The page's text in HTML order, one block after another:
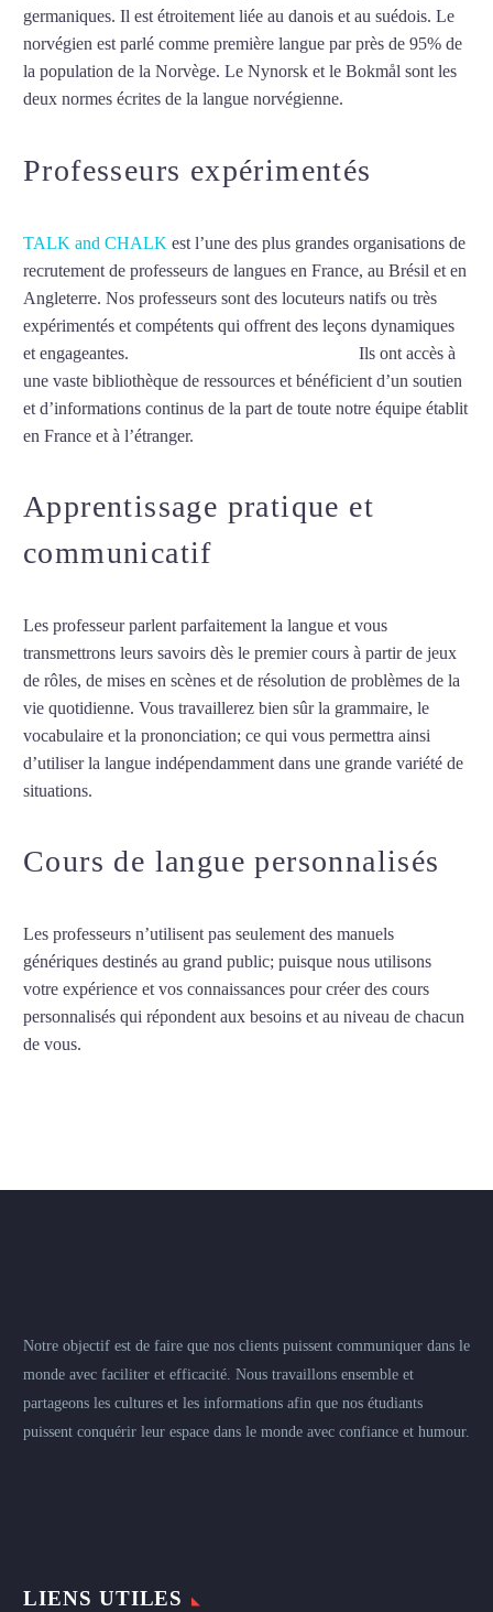
germaniques. Il est étroitement liée au danois et au suédois. Le
norvégien est parlé comme première langue par près de 95% de
la population de la Norvège. Le Nynorsk et le Bokmål sont les
deux normes écrites de la langue norvégienne.
Professeurs expérimentés
TALK and CHALK est l’une des plus grandes organisations de
recrutement de professeurs de langues en France, au Brésil et en
Angleterre. Nos professeurs sont des locuteurs natifs ou très
expérimentés et compétents qui offrent des leçons dynamiques
et engageantes.
Ils ont accès à
une vaste bibliothèque de ressources et bénéficient d’un soutien
et d’informations continus de la part de toute notre équipe établit
en France et à l’étranger.
Apprentissage pratique et
communicatif
Les professeur parlent parfaitement la langue et vous
transmettrons leurs savoirs dès le premier cours à partir de jeux
de rôles, de mises en scènes et de résolution de problèmes de la
vie quotidienne. Vous travaillerez bien sûr la grammaire, le
vocabulaire et la prononciation; ce qui vous permettra ainsi
d’utiliser la langue indépendamment dans une grande variété de
situations.
Cours de langue personnalisés
Les professeurs n’utilisent pas seulement des manuels
génériques destinés au grand public; puisque nous utilisons
votre expérience et vos connaissances pour créer des cours
personnalisés qui répondent aux besoins et au niveau de chacun
de vous.
Notre objectif est de faire que nos clients puissent communiquer dans le
monde avec faciliter et efficacité. Nous travaillons ensemble et
partageons les cultures et les informations afin que nos étudiants
puissent conquérir leur espace dans le monde avec confiance et humour.
LIENS UTILES